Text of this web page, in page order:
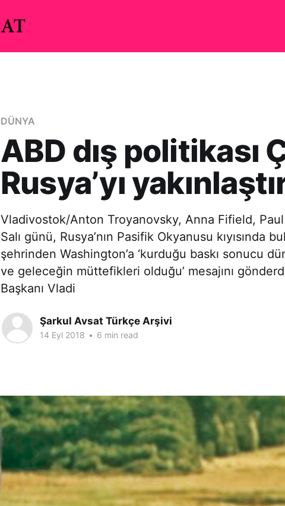
DÜNYA
ABD dış politikası
Rusya’yı
Vladivostok/Anton Troyanovsky, Anna Fifield,
Salı günü, Rusya’nın Pasifik Okyanusu kıyısında
şehrinden Washington’a ‘kurduğu baskı sonucu
ve geleceğin müttefikleri olduğu’ mesajını
Başkanı Vladi
Şarkul Avsat Türkçe Arşivi
14 Eyl 2018 • 6 min read